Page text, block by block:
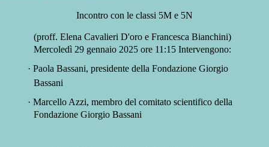
Incontro con le classi 5M e 5N
(proff. Elena Cavalieri D'oro e Francesca Bianchini)
Mercoledì 29 gennaio 2025 ore 11:15 Intervengono:
· Paola Bassani, presidente della Fondazione Giorgio
Bassani
· Marcello Azzi, membro del comitato scientifico della
Fondazione Giorgio Bassani